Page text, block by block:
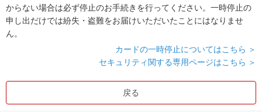
からない場合は必ず停止のお手続きを行ってください。一時停止の
申し出だけでは紛失・盗難をお届けいただいたことにはなりませ
ん。
カードの一時停止についてはこちら ＞
セキュリティ関する専用ページはこちら ＞
戻る